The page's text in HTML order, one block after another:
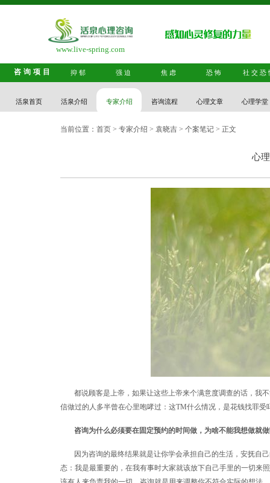
www.live-spring.com
咨询项目 抑郁 强迫 焦虑 恐怖 社交恐
活泉首页 活泉介绍 专家介绍 咨询流程 心理文章 心理学堂
当前位置： 首页 > 专家介绍 > 袁晓吉 > 个案笔记 > 正文
心
都说顾客是上帝，如果让这些上帝来个满意度调查的话，我
信做过的人多半曾在心里咆哮过：这TM什么情况，是花钱找罪受
咨询为什么必须要在固定预约的时间做，为啥不能我想做就
因为咨询的最终结果就是让你学会承担自己的生活，安抚自
态：我是最重要的，在我有事时大家就该放下自己手里的一切来